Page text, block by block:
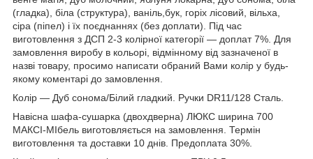
(гладка), біла (структура), ваніль,бук, горіх лісовий, вільха,
сіра (піпел) і їх поєднаннях (без доплати). Під час
виготовлення з ДСП 2-3 колірної категорії — доплат 7%. Для
замовлення виробу в кольорі, відмінному від зазначеної в
назві товару, просимо написати обраний Вами колір у будь-
якому коментарі до замовлення.
Колір — Дуб сонома/Білий гладкий. Ручки DR11/128 Сталь.
Навісна шафа-сушарка (двохдверна) ЛЮКС ширина 700
МАКСІ-МІбель виготовляється на замовлення. Термін
виготовлення та доставки 10 днів. Предоплата 30%.